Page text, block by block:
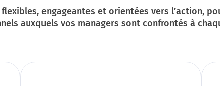
engageantes et orientées vers l’action,
auxquels vos managers sont confrontés à